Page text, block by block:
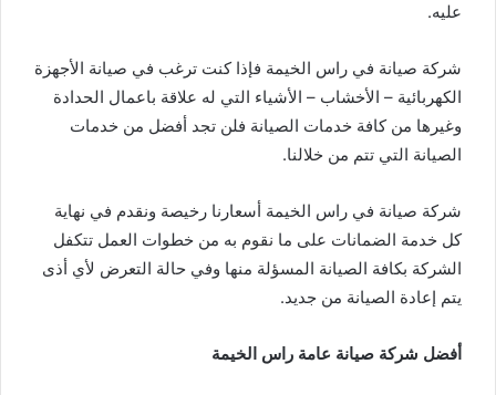
عليه.
شركة صيانة في راس الخيمة فإذا كنت ترغب في صيانة الأجهزة
الكهربائية – الأخشاب – الأشياء التي له علاقة باعمال الحدادة
وغيرها من كافة خدمات الصيانة فلن تجد أفضل من خدمات
الصيانة التي تتم من خلالنا.
شركة صيانة في راس الخيمة أسعارنا رخيصة ونقدم في نهاية
كل خدمة الضمانات على ما نقوم به من خطوات العمل تتكفل
الشركة بكافة الصيانة المسؤلة منها وفي حالة التعرض لأي أذى
يتم إعادة الصيانة من جديد.
أفضل شركة صيانة عامة راس الخيمة